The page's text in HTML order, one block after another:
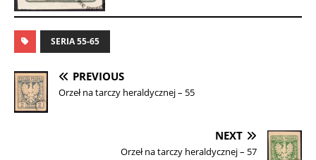
SERIA 55-65
PREVIOUS
Orzeł na tarczy heraldycznej – 55
NEXT
Orzeł na tarczy heraldycznej – 57